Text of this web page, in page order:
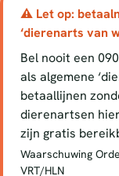
⚠ Let op:
‘dierenarts van
Bel nooit een
als algemene
betaallijnen
dierenartsen
zijn gratis
Waarschuwing
VRT/HLN